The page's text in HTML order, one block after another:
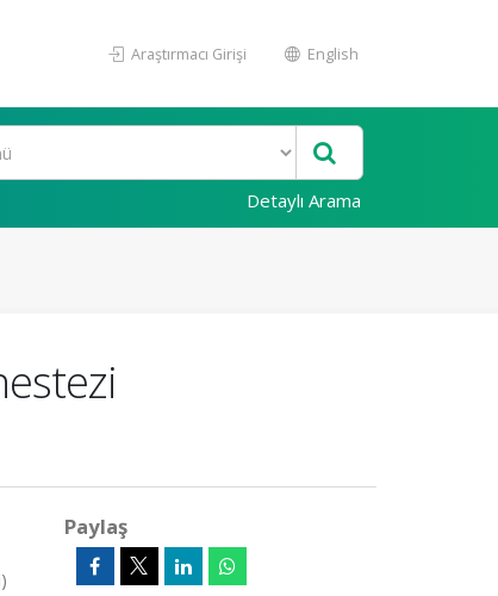
Araştırmacı Girişi English
Detaylı Arama
Paylaş